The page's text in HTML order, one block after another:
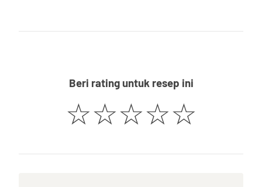
Beri rating untuk resep ini
☆☆☆☆☆